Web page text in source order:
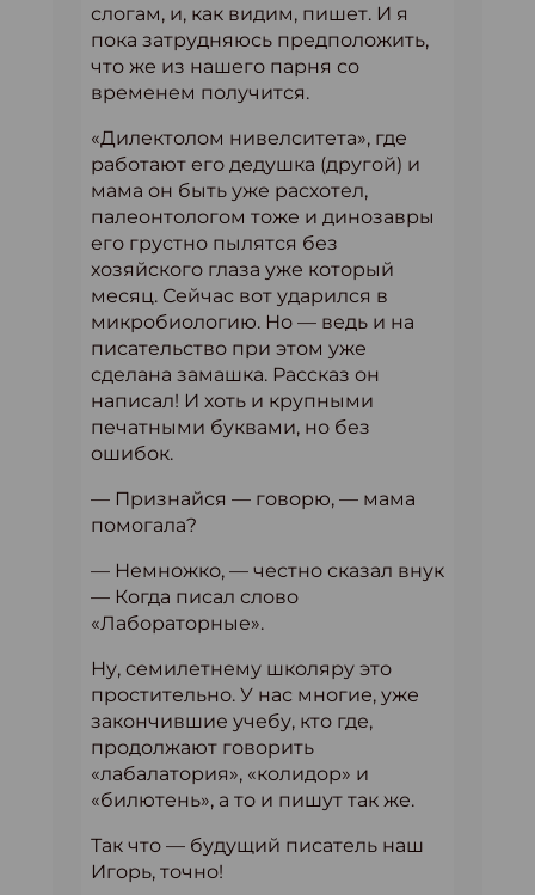
слогам, и, как видим, пишет. И я
пока затрудняюсь предположить,
что же из нашего парня со
временем получится.
«Дилектолом нивелситета», где
работают его дедушка (другой) и
мама он быть уже расхотел,
палеонтологом тоже и динозавры
его грустно пылятся без
хозяйского глаза уже который
месяц. Сейчас вот ударился в
микробиологию. Но — ведь и на
писательство при этом уже
сделана замашка. Рассказ он
написал! И хоть и крупными
печатными буквами, но без
ошибок.
— Признайся — говорю, — мама
помогала?
— Немножко, — честно сказал внук
— Когда писал слово
«Лабораторные».
Ну, семилетнему школяру это
простительно. У нас многие, уже
закончившие учебу, кто где,
продолжают говорить
«лабалатория», «колидор» и
«билютень», а то и пишут так же.
Так что — будущий писатель наш
Игорь, точно!